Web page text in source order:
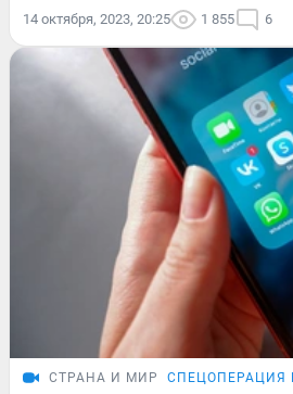
14 октября, 2023, 20:25 1 855 6
СТРАНА И МИР СПЕЦОПЕРАЦИЯ